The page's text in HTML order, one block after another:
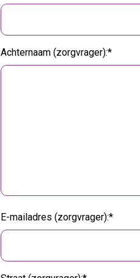
Achternaam (zorgvrager):
E-mailadres (zorgvrager):